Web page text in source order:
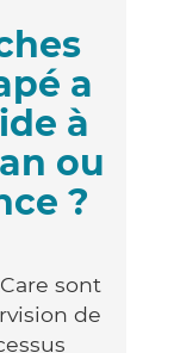
a
à
ou
?
sont
de